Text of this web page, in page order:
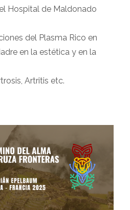
Hospital de Maldonado
del Plasma Rico en
en la estética y en la
Artritis etc.